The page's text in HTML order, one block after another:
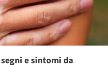
e sintomi da